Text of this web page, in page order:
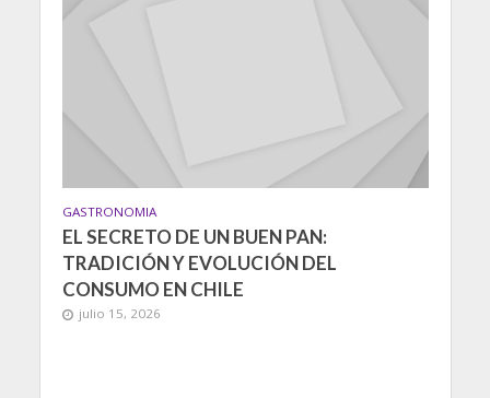
GASTRONOMIA
EL SECRETO DE UN BUEN PAN:
TRADICIÓN Y EVOLUCIÓN DEL
CONSUMO EN CHILE
julio 15, 2026